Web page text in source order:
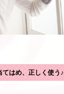
はめ、正しく使う♪